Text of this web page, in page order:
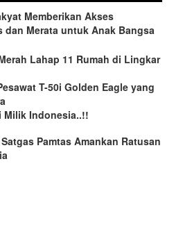
Memberikan Akses
dan Merata untuk Anak Bangsa
Lahap 11 Rumah di Lingkar
T-50i Golden Eagle yang
Milik Indonesia..!!
Pamtas Amankan Ratusan